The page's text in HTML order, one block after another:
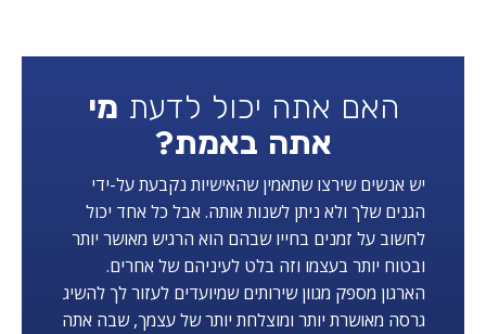
האם אתה יכול לדעת מי
אתה באמת?
יש אנשים שירצו שתאמין שהאישיות נקבעת על-ידי
הגנים שלך ולא ניתן לשנות אותה. אבל כל אחד יכול
לחשוב על זמנים בחייו שבהם הוא הרגיש מאושר יותר
ובטוח יותר בעצמו וזה בלט לעיניהם של אחרים.
הארגון מספק מגוון שירותים שמיועדים לעזור לך להשיג
גרסה מאושרת יותר ומוצלחת יותר של עצמך, שבה אתה